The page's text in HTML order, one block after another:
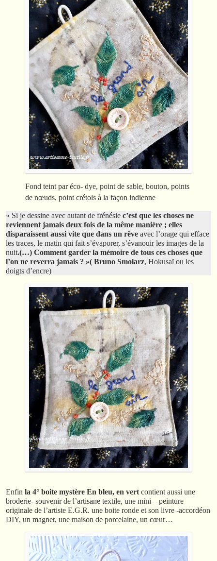
Fond teint par éco- dye, point de sable, bouton, points
de nœuds, point crétois à la façon indienne
« Si je dessine avec autant de frénésie c’est que les choses ne
reviennent jamais deux fois de la même manière ; elles
disparaissent aussi vite que dans un rêve avec l’orage qui efface
les traces, le matin qui fait s’évaporer, s’évanouir les images de la
nuit.(…) Comment garder la mémoire de tous ces choses que
l’on ne reverra jamais ? »( Bruno Smolarz, Hokusaï ou les
doigts d’encre)
Enfin la 4° boite mystère En bleu, en vert contient aussi une
broderie- souvenir de l’artisane textile, une mini – peinture
originale de l’artiste E.G.R. une boite ronde et son livre -accordéon
DIY, un magnet, une maison de porcelaine, un cœur…